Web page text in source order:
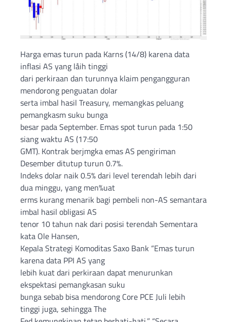
Harga emas turun pada Karns (14/8) karena data
inflasi AS yang låih tinggi
dari perkiraan dan turunnya klaim pengangguran
mendorong penguatan dolar
serta imbal hasil Treasury, memangkas peluang
pemangkasm suku bunga
besar pada September. Emas spot turun pada 1:50
siang waktu AS (17:50
GMT). Kontrak berjmgka emas AS pengiriman
Desember ditutup turun 0.7%.
Indeks dolar naik 0.5% dari level terendah lebih dari
dua minggu, yang men%uat
erms kurang menarik bagi pembeli non-AS semantara
imbal hasil obligasi AS
tenor 10 tahun nak dari posisi terendah Sementara
kata Ole Hansen,
Kepala Strategi Komoditas Saxo Bank “Emas turun
karena data PPI AS yang
lebih kuat dari perkiraan dapat menurunkan
ekspektasi pemangkasan suku
bunga sebab bisa mendorong Core PCE Juli lebih
tinggi juga, sehingga The